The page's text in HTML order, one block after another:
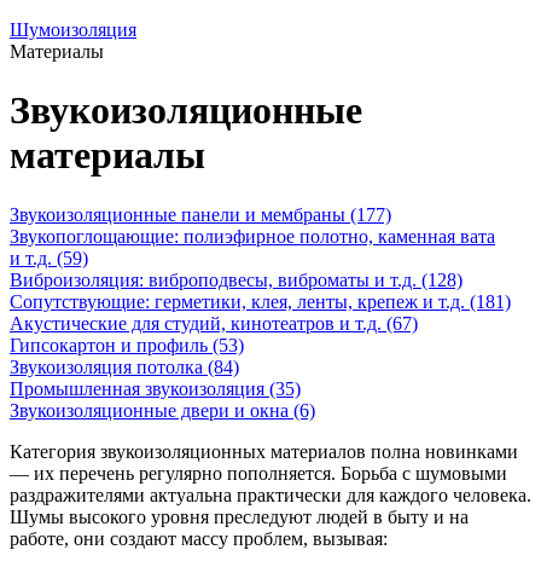
Шумоизоляция
Материалы
Звукоизоляционные
материалы
Звукоизоляционные панели и мембраны (177)
Звукопоглощающие: полиэфирное полотно, каменная вата
и т.д. (59)
Виброизоляция: виброподвесы, виброматы и т.д. (128)
Сопутствующие: герметики, клея, ленты, крепеж и т.д. (181)
Акустические для студий, кинотеатров и т.д. (67)
Гипсокартон и профиль (53)
Звукоизоляция потолка (84)
Промышленная звукоизоляция (35)
Звукоизоляционные двери и окна (6)
Категория звукоизоляционных материалов полна новинками
— их перечень регулярно пополняется. Борьба с шумовыми
раздражителями актуальна практически для каждого человека.
Шумы высокого уровня преследуют людей в быту и на
работе, они создают массу проблем, вызывая: